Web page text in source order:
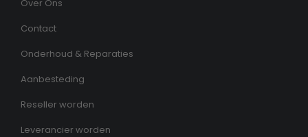
Over Ons
Contact
Onderhoud & Reparaties
Aanbesteding
Reseller worden
Leverancier worden